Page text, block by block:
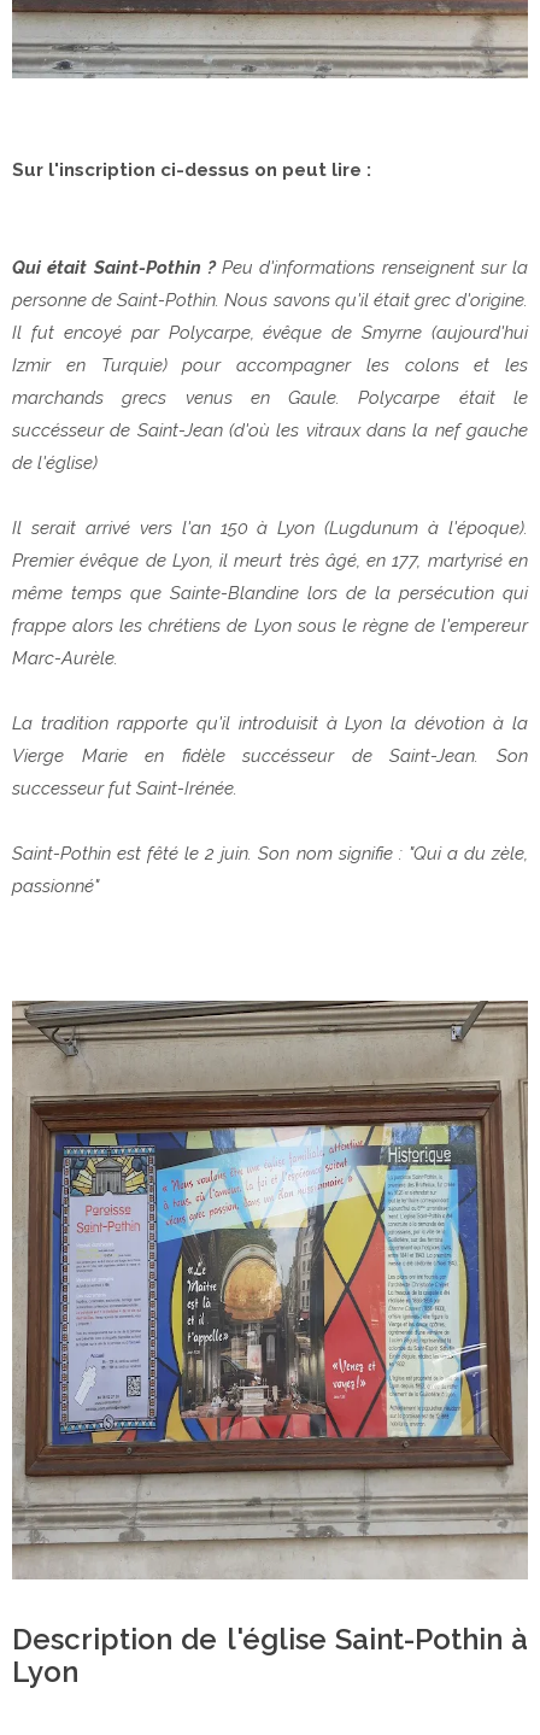
Sur l'inscription ci-dessus on peut lire :
Qui était Saint-Pothin ?Peu d'informations renseignent sur la
personne de Saint-Pothin. Nous savons qu'il était grec d'origine.
Il fut encoyé par Polycarpe, évêque de Smyrne (aujourd'hui
Izmir en Turquie) pour accompagner les colons et les
marchands grecs venus en Gaule. Polycarpe était le
succésseur de Saint-Jean (d'où les vitraux dans la nef gauche
de l'église)
Il serait arrivé vers l'an 150 à Lyon (Lugdunum à l'époque).
Premier évêque de Lyon, il meurt très âgé, en 177, martyrisé en
même temps que Sainte-Blandine lors de la persécution qui
frappe alors les chrétiens de Lyon sous le règne de l'empereur
Marc-Aurèle.
La tradition rapporte qu'il introduisit à Lyon la dévotion à la
Vierge Marie en fidèle succésseur de Saint-Jean. Son
successeur fut Saint-Irénée.
Saint-Pothin est fêté le 2 juin. Son nom signifie : "Qui a du zèle,
passionné"
Description de l'église Saint-Pothin à
Lyon